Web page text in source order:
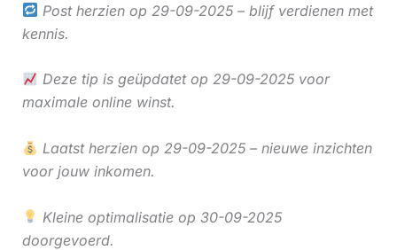
Post herzien op 29-09-2025 – blijf verdienen met
kennis.
Deze tip is geüpdatet op 29-09-2025 voor
maximale online winst.
Laatst herzien op 29-09-2025 – nieuwe inzichten
voor jouw inkomen.
Kleine optimalisatie op 30-09-2025
doorgevoerd.